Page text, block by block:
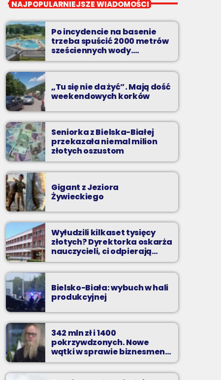
Niedziele od 14 do 16
Zadzwoń do nas, wybierz jedną z dwóch
muzycznych propozycji i pozdrów bliskich na
żywo w Radiu BIELSKO.
NAJPOPULARNIEJSZE WIADOMOŚCI
Po incydencie na basenie
trzeba spuścić 2000 metrów
sześciennych wody.
„Ogromne koszty i ogromna
praca”
„Tu się nie da żyć”. Mają dość
weekendowych korków
Seniorka z Bielska-Białej
przekazała niemal milion
złotych oszustom
Gigant z Jeziora
Żywieckiego
Wyłudzili kilkaset tysięcy
złotych? Dyrektorka oskarża
nauczycieli, ci odpierają
zarzuty
Bielsko-Biała: wybuch w hali
produkcyjnej
342 mln zł i 1400
pokrzywdzonych. Nowe
wątki w sprawie biznesmena
z Bielska-Białej